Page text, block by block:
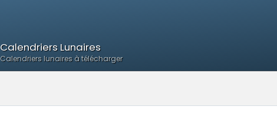
Calendriers Lunaires
Calendriers lunaires à télécharger